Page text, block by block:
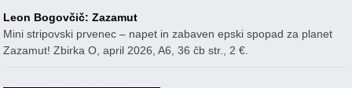
Leon Bogovčič: Zazamut
Mini stripovski prvenec – napet in zabaven epski spopad za planet
Zazamut! Zbirka O, april 2026, A6, 36 čb str., 2 €.